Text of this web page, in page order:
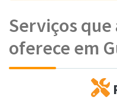
Serviços que
oferece em